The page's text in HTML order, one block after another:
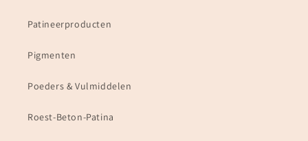
Patineerproducten
Pigmenten
Poeders & Vulmiddelen
Roest-Beton-Patina